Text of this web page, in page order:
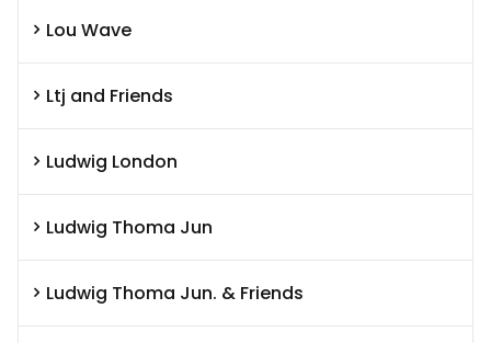
Lou Wave
Ltj and Friends
Ludwig London
Ludwig Thoma Jun
Ludwig Thoma Jun. & Friends